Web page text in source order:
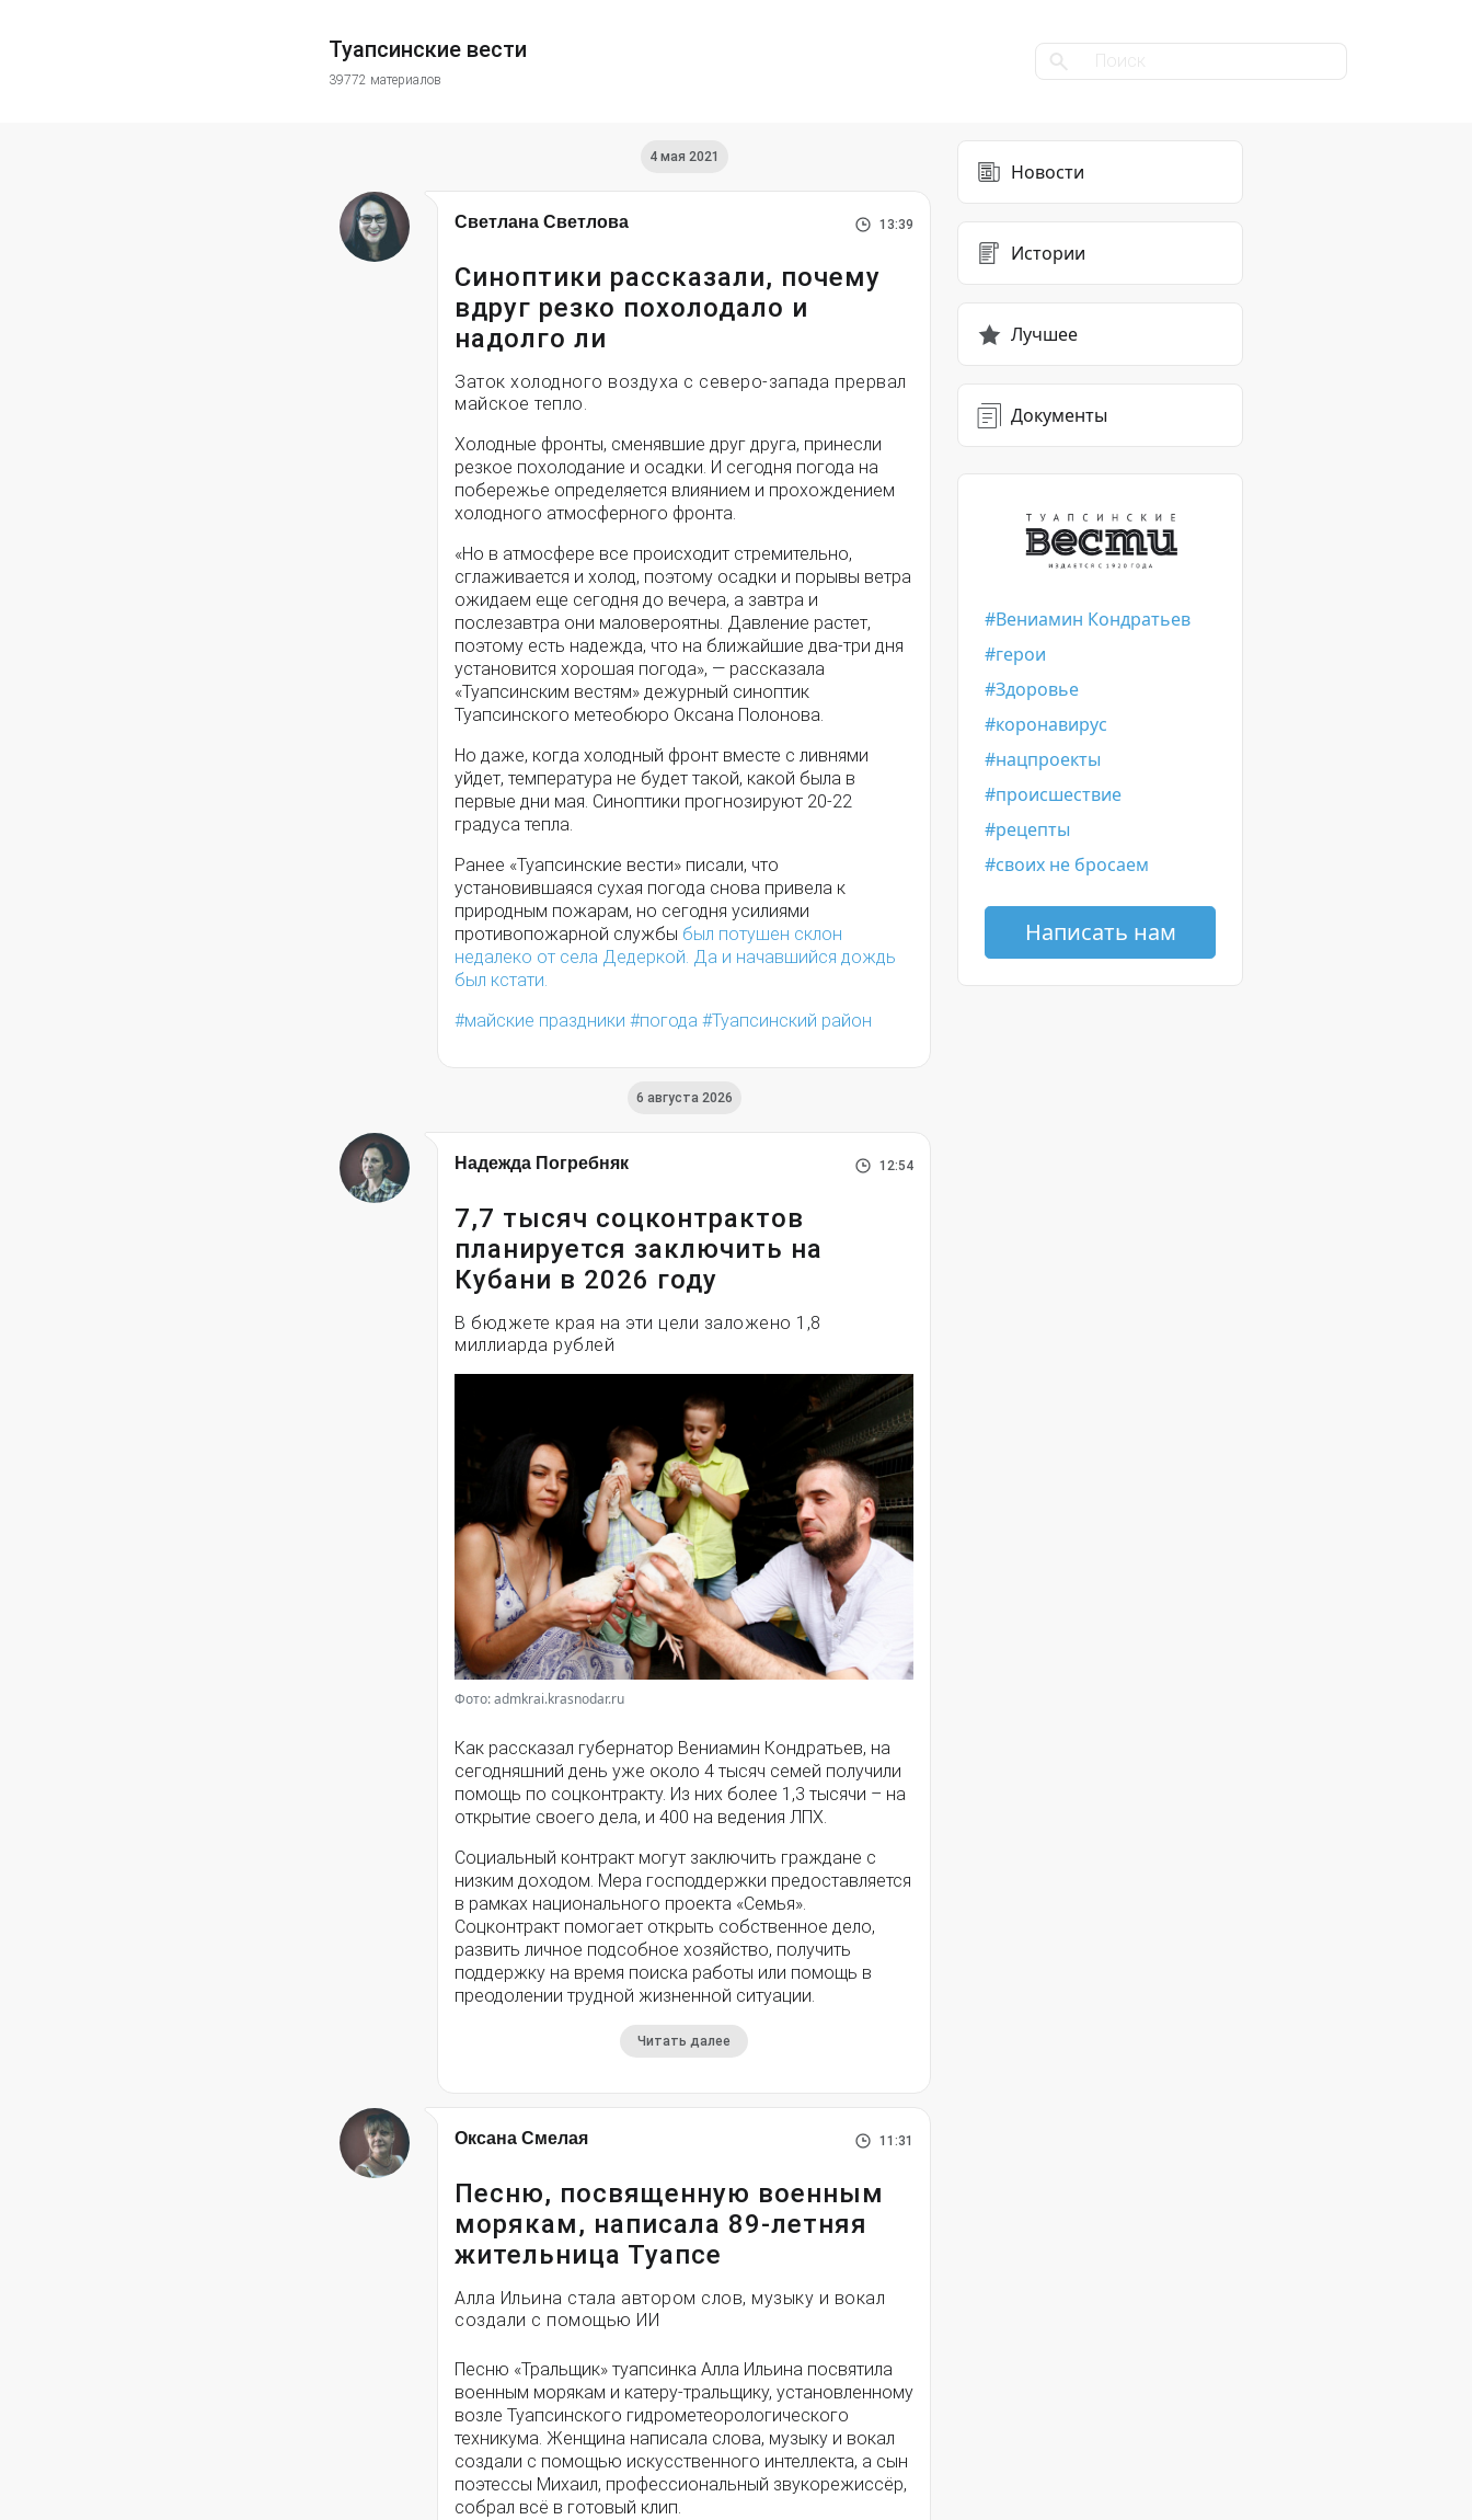
Туапсинские вести
39772 материалов
4 мая 2021
Светлана Светлова 13:39
Синоптики рассказали, почему
вдруг резко похолодало и
надолго ли
Заток холодного воздуха с северо-запада прервал
майское тепло.
Холодные фронты, сменявшие друг друга, принесли
резкое похолодание и осадки. И сегодня погода на
побережье определяется влиянием и прохождением
холодного атмосферного фронта.
«Но в атмосфере все происходит стремительно,
сглаживается и холод, поэтому осадки и порывы ветра
ожидаем еще сегодня до вечера, а завтра и
послезавтра они маловероятны. Давление растет,
поэтому есть надежда, что на ближайшие два-три дня
установится хорошая погода», — рассказала
«Туапсинским вестям» дежурный синоптик
Туапсинского метеобюро Оксана Полонова.
Но даже, когда холодный фронт вместе с ливнями
уйдет, температура не будет такой, какой была в
первые дни мая. Синоптики прогнозируют 20-22
градуса тепла.
Ранее «Туапсинские вести» писали, что
установившаяся сухая погода снова привела к
природным пожарам, но сегодня усилиями
противопожарной службы был потушен склон
недалеко от села Дедеркой. Да и начавшийся дождь
был кстати.
майские праздники
погода Туапсинский район
6 августа 2026
Надежда Погребняк 12:54
7,7 тысяч соцконтрактов
планируется заключить на
Кубани в 2026 году
В бюджете края на эти цели заложено 1,8
миллиарда рублей
Фото: admkrai.krasnodar.ru
Как рассказал губернатор Вениамин Кондратьев, на
сегодняшний день уже около 4 тысяч семей получили
помощь по соцконтракту. Из них более 1,3 тысячи – на
открытие своего дела, и 400 на ведения ЛПХ.
Социальный контракт могут заключить граждане с
низким доходом. Мера господдержки предоставляется
в рамках национального проекта «Семья».
Соцконтракт помогает открыть собственное дело,
развить личное подсобное хозяйство, получить
поддержку на время поиска работы или помощь в
преодолении трудной жизненной ситуации.
Читать далее
Оксана Смелая 11:31
Песню, посвященную военным
морякам, написала 89-летняя
жительница Туапсе
Алла Ильина стала автором слов, музыку и вокал
создали с помощью ИИ
Песню «Тральщик» туапсинка Алла Ильина посвятила
военным морякам и катеру-тральщику, установленному
возле Туапсинского гидрометеорологического
техникума. Женщина написала слова, музыку и вокал
создали с помощью искусственного интеллекта, а сын
поэтессы Михаил, профессиональный звукорежиссёр,
собрал всё в готовый клип.
Новости
Истории
Лучшее
Документы
Вениамин Кондратьев
герои
Здоровье
коронавирус
нацпроекты
происшествие
рецепты
своих не бросаем
Написать нам